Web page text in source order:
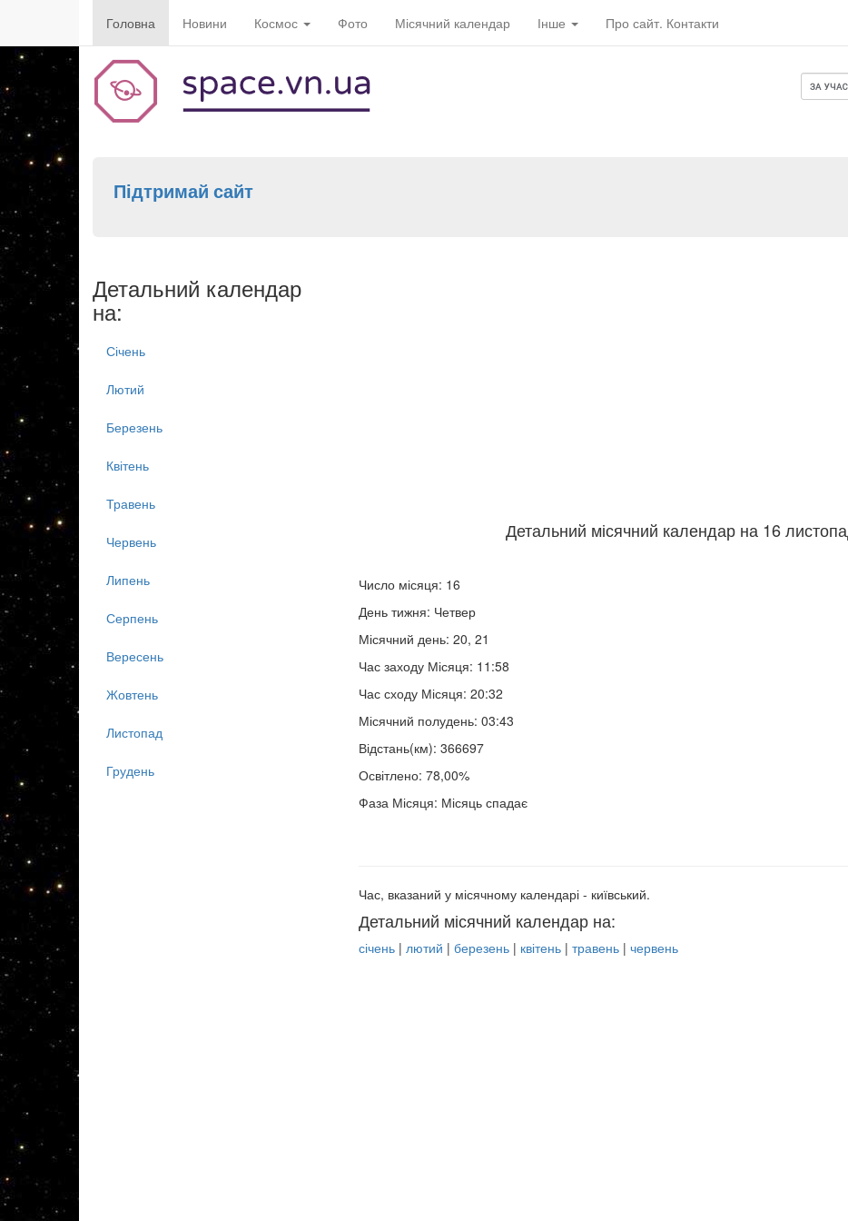
Головна Новини Космос Фото Місячний календар Інше Про сайт. Контакти
Підтримай сайт
Детальний місячний календар на 16
Число місяця: 16
День тижня: Четвер
Місячний день: 20, 21
Час заходу Місяця: 11:58
Час сходу Місяця: 20:32
Місячний полудень: 03:43
Відстань(км): 366697
Освітлено: 78,00%
Фаза Місяця: Місяць спадає
Час, вказаний у місячному календарі - київський.
Детальний місячний календар на:
січень| лютий | березень| квітень| травень| червень
Детальний календар
на:
Січень
Лютий
Березень
Квітень
Травень
Червень
Липень
Серпень
Вересень
Жовтень
Листопад
Грудень